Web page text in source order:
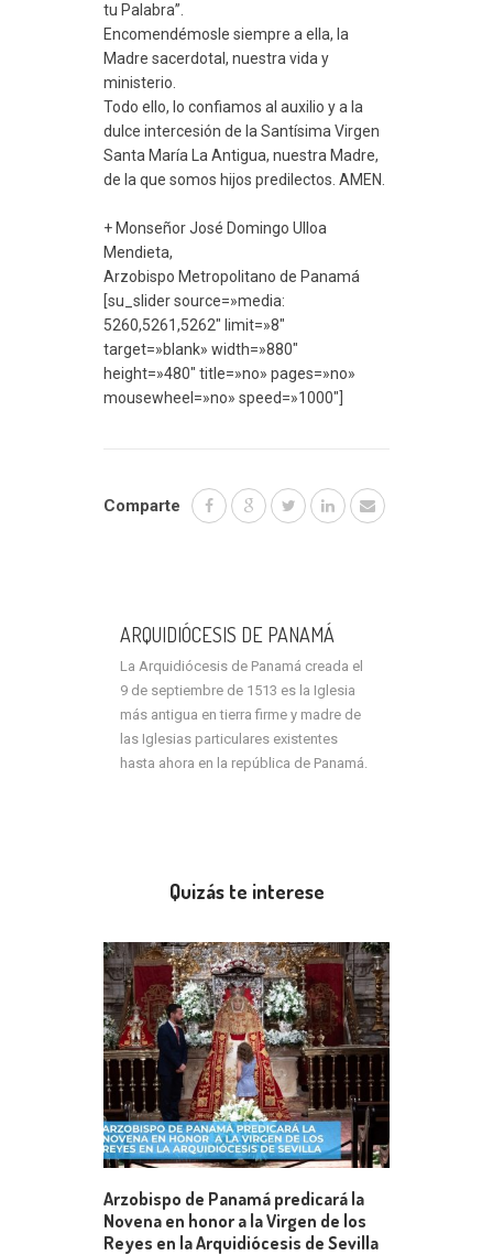
tu Palabra”.
Encomendémosle siempre a ella, la
Madre sacerdotal, nuestra vida y
ministerio.
Todo ello, lo confiamos al auxilio y a la
dulce intercesión de la Santísima Virgen
Santa María La Antigua, nuestra Madre,
de la que somos hijos predilectos. AMEN.
+ Monseñor José Domingo Ulloa
Mendieta,
Arzobispo Metropolitano de Panamá
[su_slider source=»media:
5260,5261,5262″ limit=»8″
target=»blank» width=»880″
height=»480″ title=»no» pages=»no»
mousewheel=»no» speed=»1000″]
Comparte
ARQUIDIÓCESIS DE PANAMÁ
La Arquidiócesis de Panamá creada el
9 de septiembre de 1513 es la Iglesia
más antigua en tierra firme y madre de
las Iglesias particulares existentes
hasta ahora en la república de Panamá.
Quizás te interese
Arzobispo de Panamá predicará la
Novena en honor a la Virgen de los
Reyes en la Arquidiócesis de Sevilla